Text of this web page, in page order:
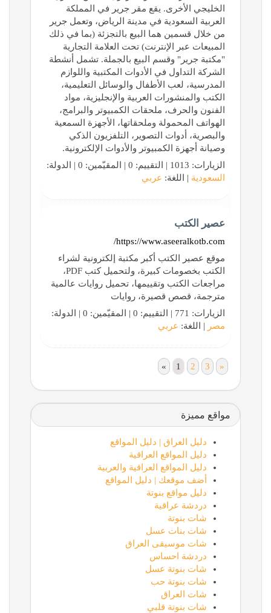
الخليجي الأخرى. يقع مقر جرير في المملكة
العربية السعودية في مدينة الرياض، وتعمل جرير
من خلال قسمين هما البيع بالتجزئة (بما في ذلك
المبيعات عبر الإنترنت) تحت العلامة التجارية
"مكتبة جرير" وقسم البيع بالجملة. تشمل أنشطة
الشركة التداول في الأدوات المكتبية واللوازم
المدرسية، لعب الأطفال والوسائل التعليمية،
الكتب والمنشورات العربية والإنجليزية، مواد
الفنون والحرف، ملحقات الكمبيوتر والبرامج،
الهواتف المحمولة وملحقاتها، الأجهزة السمعية
والبصرية، أدوات التصوير، التلفزيون الذكي
وصيانة أجهزة الكمبيوتر والأدوات الإلكترونية.
الزيارات: 1013 | التقييم: 0 | المقيّمين: 0 | الدولة:
السعودية | اللغة: عربي
عصير الكتب
https://www.aseeralkotb.com/
موقع عصير الكتب أكبر مكتبة إلكترونية لشراء
الكتب بخصومات كبيرة، ولتحميل كتب ‏PDF،
مراجعات الكتب وتقييمها، تحميل ‏روايات عالمية
مترجمة، قصص قصيرة، روايات
الزيارات: 771 | التقييم: 0 | المقيّمين: 0 | الدولة:
مصر | اللغة: عربي
« 1 2 3 »
مواقع مميزة
دليل العراق | دليل المواقع
دليل المواقع العراقية
دليل المواقع العراقية والعربية
أضف موقعك | دليل المواقع
دليل مواقع بنوتة
دردشة عراقية
شات بنوتة
شات بنات عسل
شات موسيقى العراق
دردشة احساس
شات بنوتة عسل
شات بنوتة حب
شات العراق
شات بنوتة قلبي